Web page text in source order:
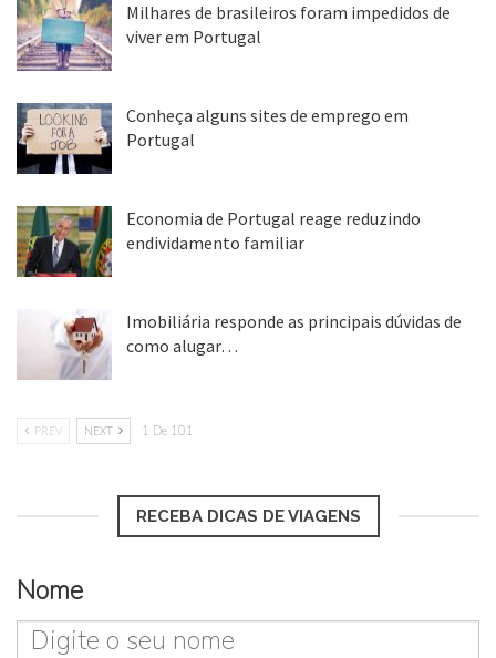
Milhares de brasileiros foram impedidos de
viver em Portugal
Conheça alguns sites de emprego em
Portugal
Economia de Portugal reage reduzindo
endividamento familiar
Imobiliária responde as principais dúvidas de
como alugar…
PREV NEXT 1 De 101
RECEBA DICAS DE VIAGENS
Nome